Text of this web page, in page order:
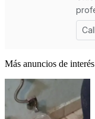
Más anuncios de interés